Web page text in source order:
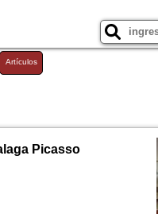
Artículos
Picasso